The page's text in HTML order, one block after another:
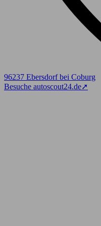
96237 Ebersdorf bei Coburg
Besuche autoscout24.de➚